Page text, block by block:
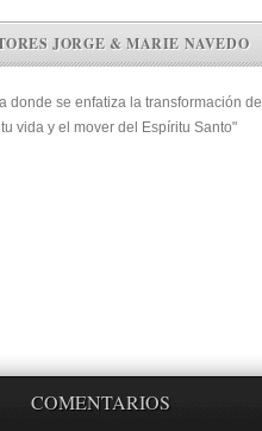
JORGE & MARIE NAVEDO
donde se enfatiza la transformación de
vida y el mover del Espíritu Santo"
COMENTARIOS